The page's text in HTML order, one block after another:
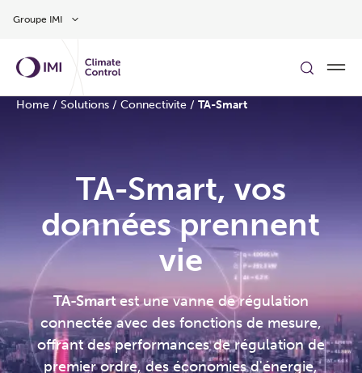
Groupe IMI
Home / Solutions / Connectivite / TA-Smart
TA-Smart, vos
données prennent
vie
TA-Smartest une vanne de régulation
connectée avec des fonctions de mesure,
offrant des performances de régulation de
premier ordre, des économies d'énergie,